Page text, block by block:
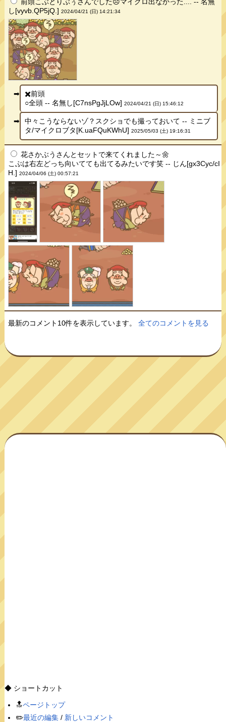
前頭こぶとりぶぅさんでした😞マイクロ出なかった.... -- 名無
し[vyvb.QP5jQ.]2024/04/21 (日) 14:21:34
✖️前頭
○全頭 -- 名無し[C7nsPgJjLOw] 2024/04/21 (日) 15:46:12
中々こうならないゾ？スクショでも撮っておいて -- ミニブ
タ/マイクロブタ[K.uaFQuKWhU] 2025/05/03 (土) 19:16:31
花さかぶうさんとセットで来てくれました～🌼
こぶは右左どっち向いてても出てるみたいです笑 -- じん[gx3Cyc/cI
H.]2024/04/06 (土) 00:57:21
最新のコメント10件を表示しています。全てのコメントを見る
◆ ショートカット
🔝ページトップ
✏️最近の編集/ 新しいコメント